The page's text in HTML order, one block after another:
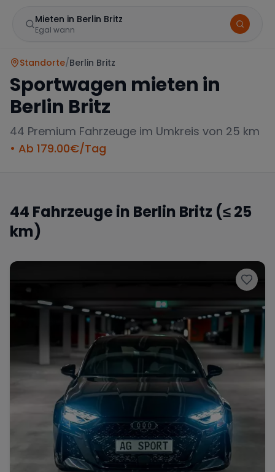
Mieten in Berlin Britz
Egal wann
Ford
Tesla Chevrolet Dodge
Zeitraum wählen
Standorte/Berlin Britz
Sportwagen mieten in
Berlin Britz
44 Premium Fahrzeuge im Umkreis von 25 km
• Ab 179.00€/Tag
44 Fahrzeuge in Berlin Britz (≤ 25
km)